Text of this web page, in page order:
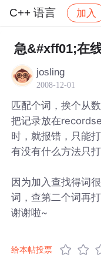
C++ 语言 加入
社区 C++ 语言
急&#xff01;在
josling
2008-12-01
匹配个词，挨个从
把记录放在
时，就报错，只能
有没有什么方法只
因为加入查找得词
词，查第二个词再
谢谢啦~
给本帖投票